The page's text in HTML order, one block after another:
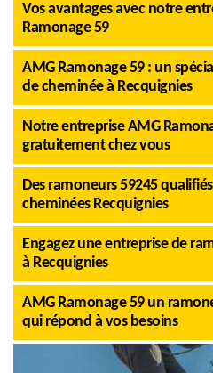
Vos avantages avec notre
Ramonage 59
AMG Ramonage 59 : un
de cheminée à Recquignies
Notre entreprise AMG
gratuitement chez vous
Des ramoneurs 59245
cheminées Recquignies
Engagez une entreprise de
à Recquignies
AMG Ramonage 59 un
qui répond à vos besoins